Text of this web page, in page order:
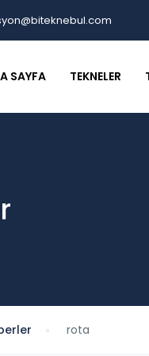
SAYFA TEKNELER
rota